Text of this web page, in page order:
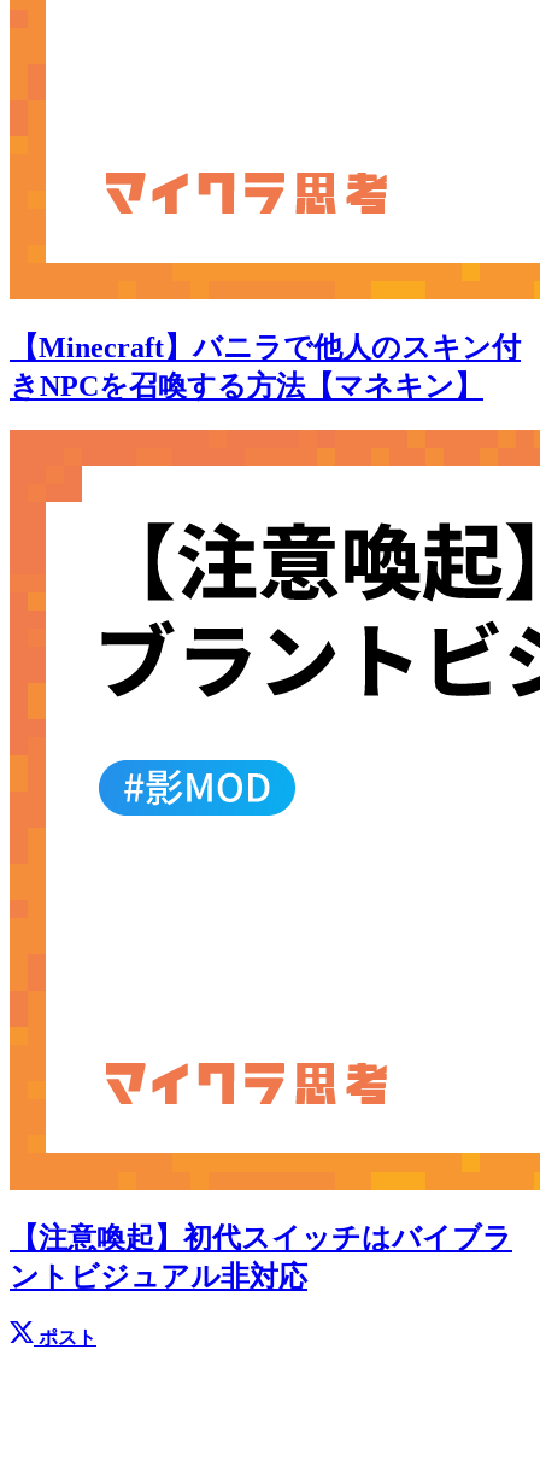
【Minecraft】バニラで他人のスキン付
きNPCを召喚する方法【マネキン】
【注意喚起】初代スイッチはバイブラ
ントビジュアル非対応
ポスト